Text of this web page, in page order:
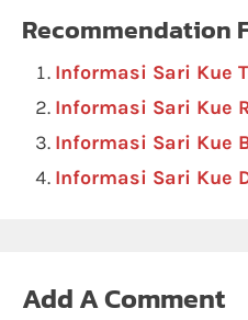
Recommendation
Informasi Sari Kue
Informasi Sari Kue
Informasi Sari Kue
Informasi Sari Kue
Add A Comment